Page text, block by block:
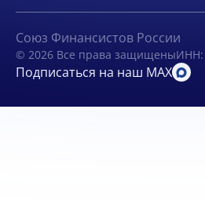
Союз Финансистов России
© 2026 Все права защищеныИНН:
Подписаться на наш MAX